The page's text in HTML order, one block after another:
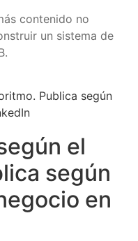
contenido no
un sistema de
el
según
en